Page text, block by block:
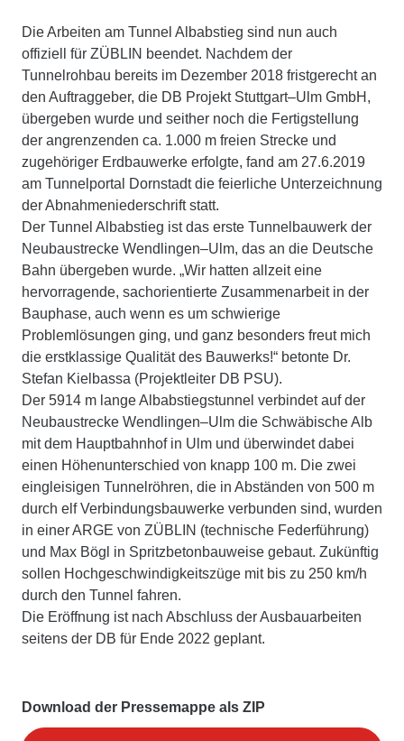
Die Arbeiten am Tunnel Albabstieg sind nun auch
offiziell für ZÜBLIN beendet. Nachdem der
Tunnelrohbau bereits im Dezember 2018 fristgerecht an
den Auftraggeber, die DB Projekt Stuttgart–Ulm GmbH,
übergeben wurde und seither noch die Fertigstellung
der angrenzenden ca. 1.000 m freien Strecke und
zugehöriger Erdbauwerke erfolgte, fand am 27.6.2019
am Tunnelportal Dornstadt die feierliche Unterzeichnung
der Abnahmeniederschrift statt.
Der Tunnel Albabstieg ist das erste Tunnelbauwerk der
Neubaustrecke Wendlingen–Ulm, das an die Deutsche
Bahn übergeben wurde. „Wir hatten allzeit eine
hervorragende, sachorientierte Zusammenarbeit in der
Bauphase, auch wenn es um schwierige
Problemlösungen ging, und ganz besonders freut mich
die erstklassige Qualität des Bauwerks!“ betonte Dr.
Stefan Kielbassa (Projektleiter DB PSU).
Der 5914 m lange Albabstiegstunnel verbindet auf der
Neubaustrecke Wendlingen–Ulm die Schwäbische Alb
mit dem Hauptbahnhof in Ulm und überwindet dabei
einen Höhenunterschied von knapp 100 m. Die zwei
eingleisigen Tunnelröhren, die in Abständen von 500 m
durch elf Verbindungsbauwerke verbunden sind, wurden
in einer ARGE von ZÜBLIN (technische Federführung)
und Max Bögl in Spritzbetonbauweise gebaut. Zukünftig
sollen Hochgeschwindigkeitszüge mit bis zu 250 km/h
durch den Tunnel fahren.
Die Eröffnung ist nach Abschluss der Ausbauarbeiten
seitens der DB für Ende 2022 geplant.
Download der Pressemappe als ZIP